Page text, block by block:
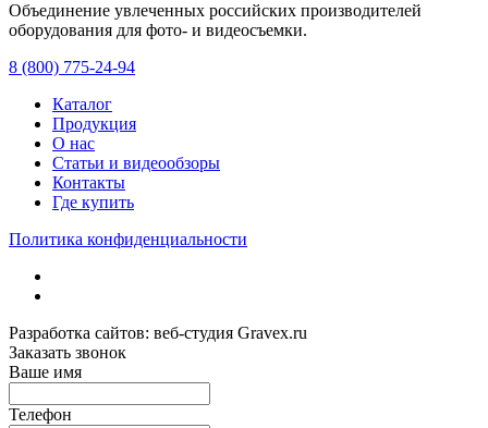
Объединение увлеченных российских производителей
оборудования для фото- и видеосъемки.
8 (800) 775-24-94
Каталог
Продукция
О нас
Статьи и видеообзоры
Контакты
Где купить
Политика конфиденциальности
Разработка сайтов: веб-студия Gravex.ru
Заказать звонок
Ваше имя
Телефон